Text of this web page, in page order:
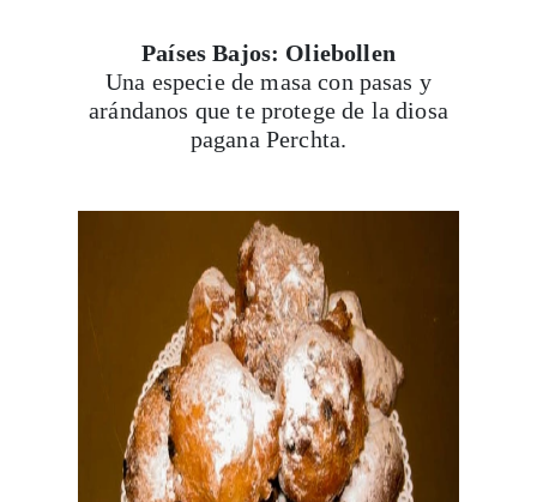
Países Bajos: Oliebollen
Una especie de masa con pasas y
arándanos que te protege de la diosa
pagana Perchta.